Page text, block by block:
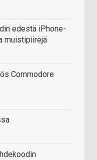
edestä iPhone-
muistipiirejä
Commodore